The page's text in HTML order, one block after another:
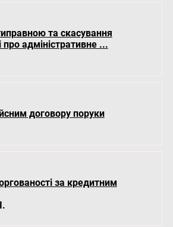
та скасування
про адміністративне ...
договору поруки
за кредитним